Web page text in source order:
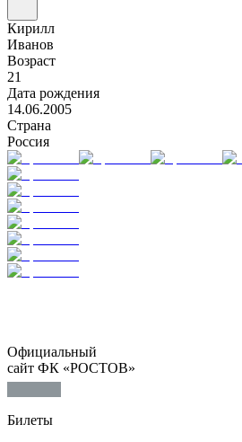
Кирилл
Иванов
Возраст
21
Дата рождения
14.06.2005
Страна
Россия
Официальный
сайт ФК «РОСТОВ»
Билеты